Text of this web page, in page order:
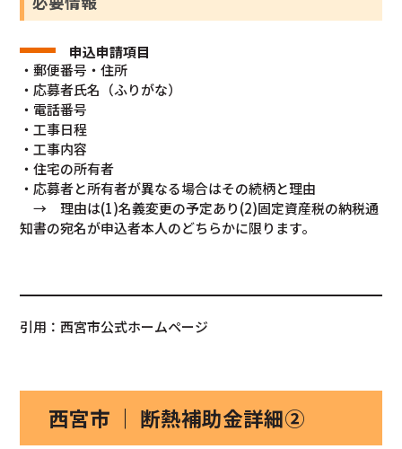
申込申請項目
・郵便番号・住所
・応募者氏名（ふりがな）
・電話番号
・工事日程
・工事内容
・住宅の所有者
・応募者と所有者が異なる場合はその続柄と理由
→ 理由は(1)名義変更の予定あり(2)固定資産税の納税通
知書の宛名が申込者本人のどちらかに限ります。
引用：西宮市公式ホームページ
西宮市 ｜ 断熱補助金詳細②